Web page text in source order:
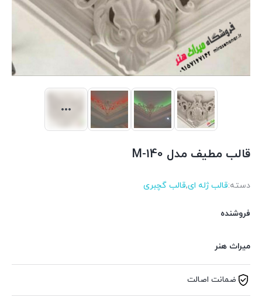
قالب مطیف مدل M-140
دسته:قالب ژله ای,قالب گچبری
فروشنده
میراث هنر
ضمانت اصالت